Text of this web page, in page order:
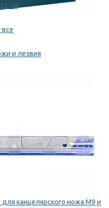
см
все
и лезвия
для канцелярского ножа M9 и